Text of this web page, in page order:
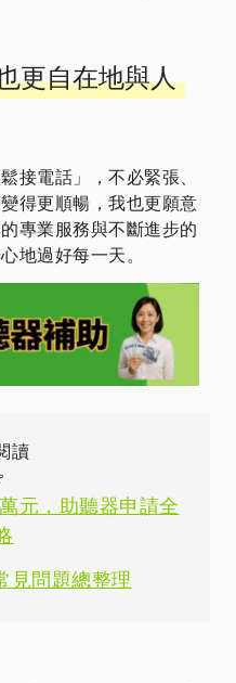
更自在地與人
接電話」，不必緊張、
得更順暢，我也更願意
專業服務與不斷進步的
地過好每一天。
讀
元，助聽器申請全
見問題總整理